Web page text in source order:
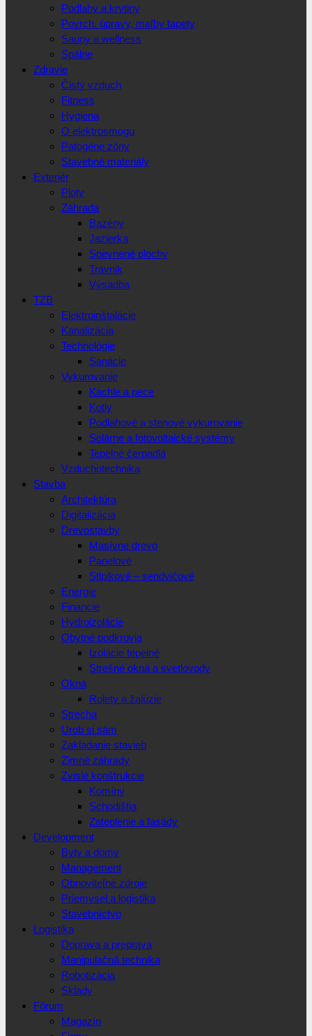
Podlahy a krytiny
Povrch. úpravy, maľby tapety
Sauny a wellness
Spálne
Zdravie
Čistý vzduch
Fitness
Hygiena
O elektrosmogu
Patogéne zóny
Stavebné materiály
Exteriér
Ploty
Záhrada
Bazény
Jazierka
Spevnené plochy
Trávnik
Výsadba
TZB
Elektroinštalácie
Kanalizácia
Technológie
Sanácie
Vykurovanie
Kachle a pece
Kotly
Podlahové a stenové vykurovanie
Solárne a fotovoltaické systémy
Tepelné čerpadlá
Vzduchotechnika
Stavba
Architektúra
Digitalizácia
Drevostavby
Masívne drevo
Panelové
Stlpikové – sendvičové
Energie
Financie
Hydroizolácie
Obytné podkrovia
Izolácie tepelné
Strešné okná a svetlovody
Okná
Rolety a žalúzie
Strecha
Urob si sám
Zakladanie stavieb
Zimné záhrady
Zvislé konštrukcie
Komíny
Schodištia
Zateplenie a fasády
Development
Byty a domy
Management
Obnoviteľné zdroje
Priemysel a logistika
Stavebníctvo
Logistika
Doprava a preprava
Manipulačná technika
Robotizácia
Sklady
Fórum
Magazín